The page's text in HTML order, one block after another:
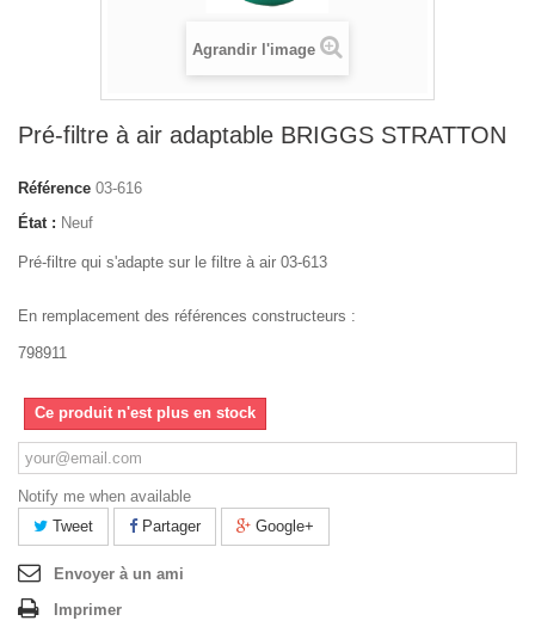
Agrandir l'image
Pré-filtre à air adaptable BRIGGS STRATTON
Référence 03-616
État : Neuf
Pré-filtre qui s'adapte sur le filtre à air 03-613
En remplacement des références constructeurs :
798911
Ce produit n'est plus en stock
Notify me when available
Tweet
Partager Google+
Envoyer à un ami
Imprimer